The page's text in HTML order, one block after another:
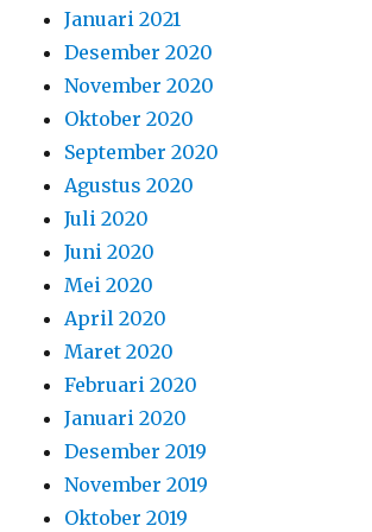
Januari 2021
Desember 2020
November 2020
Oktober 2020
September 2020
Agustus 2020
Juli 2020
Juni 2020
Mei 2020
April 2020
Maret 2020
Februari 2020
Januari 2020
Desember 2019
November 2019
Oktober 2019